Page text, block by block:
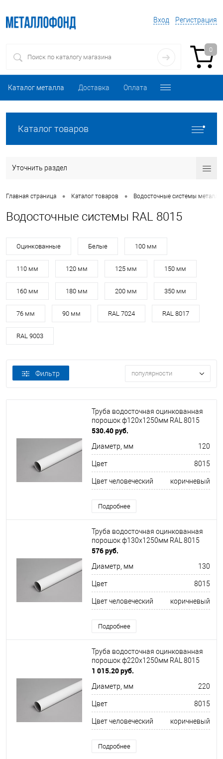
Вход Регистрация
0
Каталог металла Доставка Оплата
Каталог товаров
Уточнить раздел
Главная страница • Каталог товаров • Водосточные системы
Водосточные системы RAL 8015
Оцинкованные Белые 100 мм
110 мм 120 мм 125 мм 150 мм
160 мм 180 мм 200 мм 350 мм
76 мм 90 мм RAL 7024 RAL 8017
RAL 9003
Фильтр популярности
Труба водосточная оцинкованная
порошок ф120х1250мм RAL 8015
530.40 руб.
Диаметр, мм 120
Цвет 8015
Цвет человеческий коричневый
Подробнее
Труба водосточная оцинкованная
порошок ф130х1250мм RAL 8015
576 руб.
Диаметр, мм 130
Цвет 8015
Цвет человеческий коричневый
Подробнее
Труба водосточная оцинкованная
порошок ф220х1250мм RAL 8015
1 015.20 руб.
Диаметр, мм 220
Цвет 8015
Цвет человеческий коричневый
Подробнее